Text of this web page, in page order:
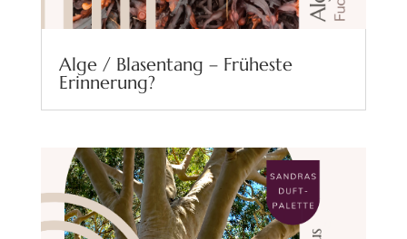
Alge / Blasentang – Früheste
Erinnerung?